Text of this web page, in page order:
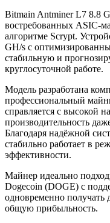
Bitmain Antminer L7 8.8
востребованных ASIC-
алгоритме Scrypt.
GH/s с
стабильную и
круглосуточной работе.
Модель разработана
профессиональный
справляется с высокой
производительность
Благодаря надёжной
стабильно работает в
эффективности.
Майнер идеально
Dogecoin (DOGE) с
одновременно получать
общую прибыльность.